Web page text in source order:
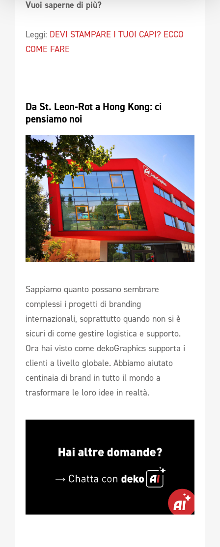
Vuoi saperne di più?
Leggi: DEVI STAMPARE I TUOI CAPI? ECCO
COME FARE
Da St. Leon-Rot a Hong Kong: ci
pensiamo noi
Sappiamo quanto possano sembrare
complessi i progetti di branding
internazionali, soprattutto quando non si è
sicuri di come gestire logistica e supporto.
Ora hai visto come dekoGraphics supporta i
clienti a livello globale. Abbiamo aiutato
centinaia di brand in tutto il mondo a
trasformare le loro idee in realtà.